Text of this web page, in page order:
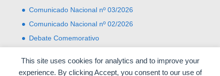
This site uses cookies for analytics and to improve your
experience. By clicking Accept, you consent to our use of
Comunicado Nacional nº 03/2026
Comunicado Nacional nº 02/2026
Debate Comemorativo
Almoço comemorativo do 52º aniversário do 25 de